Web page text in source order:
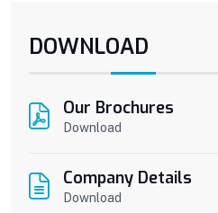
DOWNLOAD
Our Brochures
Download
Company Details
Download